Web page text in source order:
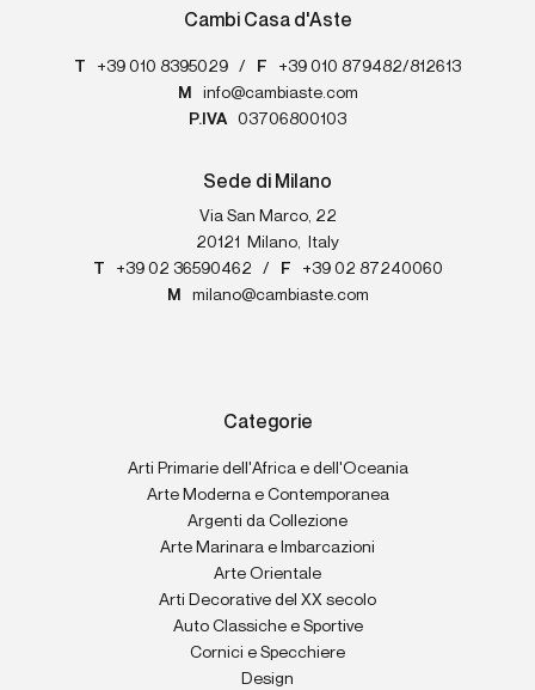
Cambi Casa d'Aste
T +39 010 8395029 / F
+39 010 879482/812613
M
info@cambiaste.com
P.IVA
03706800103
Sede di Milano
Via San Marco, 22
20121
Milano,
Italy
T
+39 02 36590462 / F
+39 02 87240060
M
milano@cambiaste.com
Categorie
Arti Primarie dell'Africa e dell'Oceania
Arte Moderna e Contemporanea
Argenti da Collezione
Arte Marinara e Imbarcazioni
Arte Orientale
Arti Decorative del XX secolo
Auto Classiche e Sportive
Cornici e Specchiere
Design